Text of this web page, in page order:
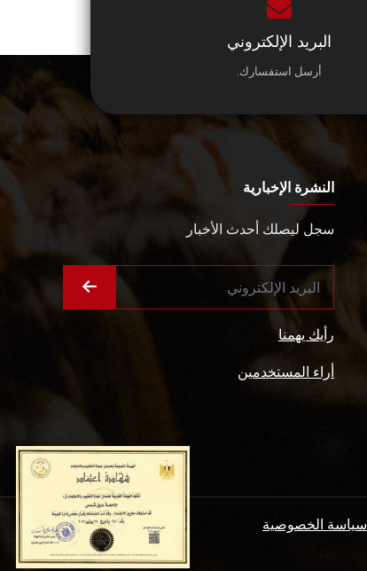
البريد الإلكتروني
أرسل استفسارك.
النشرة الإخبارية
سجل ليصلك أحدث الأخبار
رأيك يهمنا
أراء المستخدمين
سياسة الخصوصية